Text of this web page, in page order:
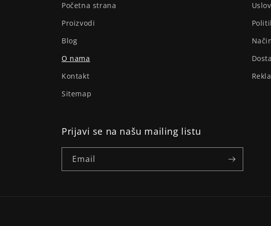
Početna strana
Proizvodi
Blog
O nama
Kontakt
Sitemap
Prijavi se na našu mailing listu
Email